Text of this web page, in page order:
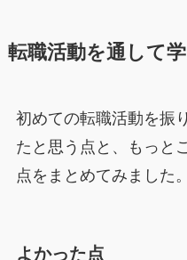
転職活動を通して
初めての転職活動を振
たと思う点と、もっと
点をまとめてみました。
よかった点